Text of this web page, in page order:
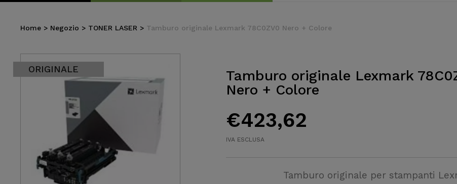
Home > Negozio > TONER LASER > Tamburo originale Lexmark 78C0ZV0 Nero + Colore
ORIGINALE
Tamburo originale Lexmark
Nero + Colore
€423,62
IVA ESCLUSA
Tamburo originale per stampanti